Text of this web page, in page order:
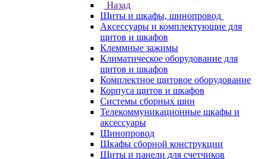
Назад
Щиты и шкафы, шинопровод
Аксессуары и комплектующие для
щитов и шкафов
Клеммные зажимы
Климатическое оборудование для
щитов и шкафов
Комплектное щитовое оборудование
Корпуса щитов и шкафов
Системы сборных шин
Телекоммуникационные шкафы и
аксессуары
Шинопровод
Шкафы сборной конструкции
Щиты и панели для счетчиков